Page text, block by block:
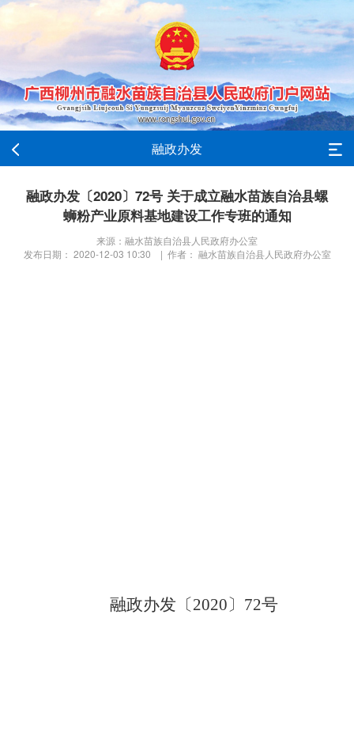
融政办发
融政办发〔2020〕72号 关于成立融水苗族自治县螺
蛳粉产业原料基地建设工作专班的通知
来源：融水苗族自治县人民政府办公室
发布日期： 2020-12-03 10:30 | 作者： 融水苗族自治县人民政府办公室
融政办发 〔2020〕 72号